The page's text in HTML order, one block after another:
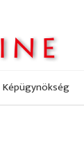
Képügynökség